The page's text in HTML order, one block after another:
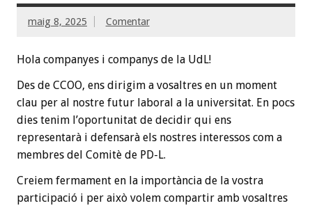
maig 8, 2025 Comentar
Hola companyes i companys de la UdL!
Des de CCOO, ens dirigim a vosaltres en un moment
clau per al nostre futur laboral a la universitat. En pocs
dies tenim l’oportunitat de decidir qui ens
representarà i defensarà els nostres interessos com a
membres del Comitè de PD-L.
Creiem fermament en la importància de la vostra
participació i per això volem compartir amb vosaltres